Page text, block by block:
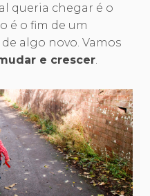
queria chegar é o
é o fim de um
algo novo. Vamos
e crescer.